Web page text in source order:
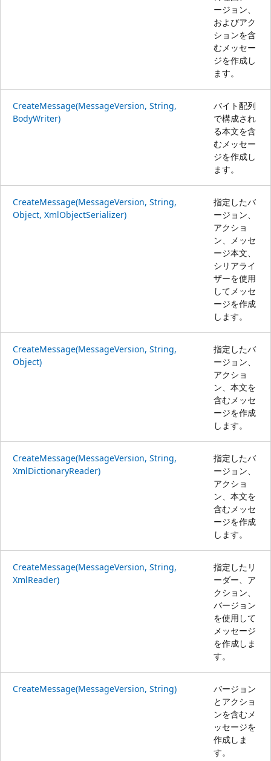
ージョン、
およびアク
ションを含
むメッセー
ジを作成し
ます。
CreateMessage(MessageVersion, String,
BodyWriter)
バイト配列
で構成され
る本文を含
むメッセー
ジを作成し
ます。
CreateMessage(MessageVersion, String,
Object, XmlObjectSerializer)
指定したバ
ージョン、
アクショ
ン、メッセ
ージ本文、
シリアライ
ザーを使用
してメッセ
ージを作成
します。
CreateMessage(MessageVersion, String,
Object)
指定したバ
ージョン、
アクショ
ン、本文を
含むメッセ
ージを作成
します。
CreateMessage(MessageVersion, String,
XmlDictionaryReader)
指定したバ
ージョン、
アクショ
ン、本文を
含むメッセ
ージを作成
します。
CreateMessage(MessageVersion, String,
XmlReader)
指定したリ
ーダー、ア
クション、
バージョン
を使用して
メッセージ
を作成しま
す。
CreateMessage(MessageVersion, String)
バージョン
とアクショ
ンを含むメ
ッセージを
作成しま
す。